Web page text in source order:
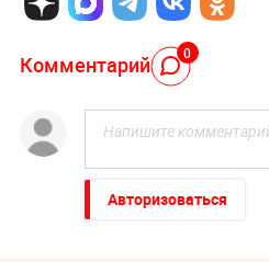
Комментарий 0
Авторизоваться